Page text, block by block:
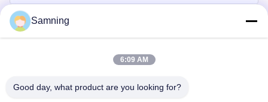
Samning
6:09 AM
Good day, what product are you looking for?